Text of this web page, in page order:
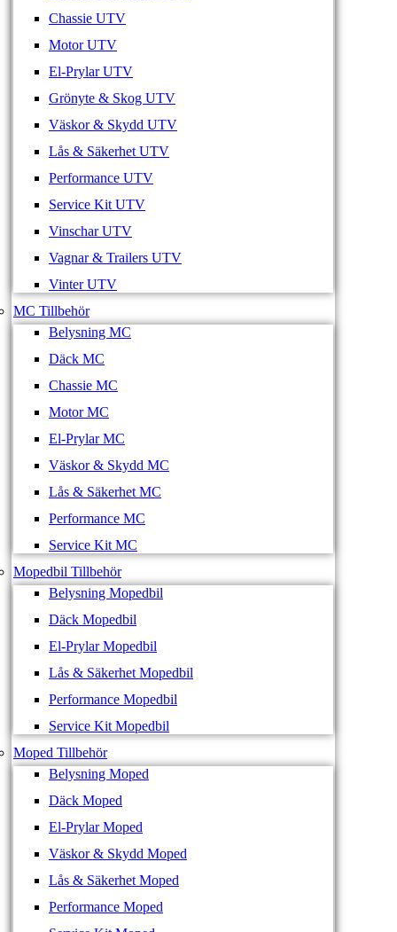
Chassie UTV
Motor UTV
El-Prylar UTV
Grönyte & Skog UTV
Väskor & Skydd UTV
Lås & Säkerhet UTV
Performance UTV
Service Kit UTV
Vinschar UTV
Vagnar & Trailers UTV
Vinter UTV
MC Tillbehör
Belysning MC
Däck MC
Chassie MC
Motor MC
El-Prylar MC
Väskor & Skydd MC
Lås & Säkerhet MC
Performance MC
Service Kit MC
Mopedbil Tillbehör
Belysning Mopedbil
Däck Mopedbil
El-Prylar Mopedbil
Lås & Säkerhet Mopedbil
Performance Mopedbil
Service Kit Mopedbil
Moped Tillbehör
Belysning Moped
Däck Moped
El-Prylar Moped
Väskor & Skydd Moped
Lås & Säkerhet Moped
Performance Moped